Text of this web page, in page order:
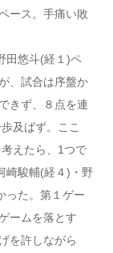
ース。手痛い敗
田悠斗(経１)ペ
、試合は序盤か
きず、８点を連
及ばず。ここ
えたら、1つで
崎駿輔(経４)・野
った。第１ゲー
ームを落とす
を許しながら